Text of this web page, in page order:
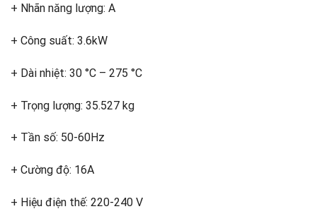
+ Nhãn năng lượng: A
+ Công suất: 3.6kW
+ Dài nhiệt: 30 °C – 275 °C
+ Trọng lượng: 35.527 kg
+ Tần số: 50-60Hz
+ Cường độ: 16A
+ Hiệu điện thế: 220-240 V